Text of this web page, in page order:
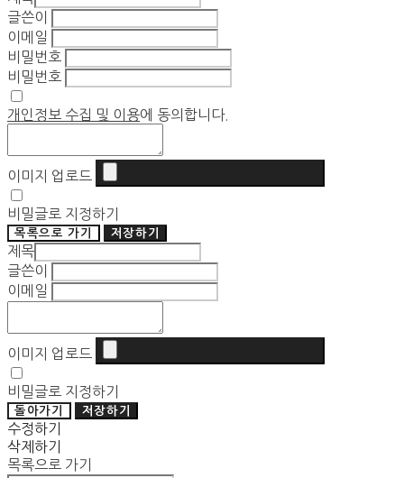
글쓴이
이메일
비밀번호
비밀번호
개인정보 수집 및 이용에 동의합니다.
이미지 업로드
비밀글로 지정하기
목록으로 가기 저장하기
제목
글쓴이
이메일
이미지 업로드
비밀글로 지정하기
돌아가기 저장하기
수정하기
삭제하기
목록으로 가기